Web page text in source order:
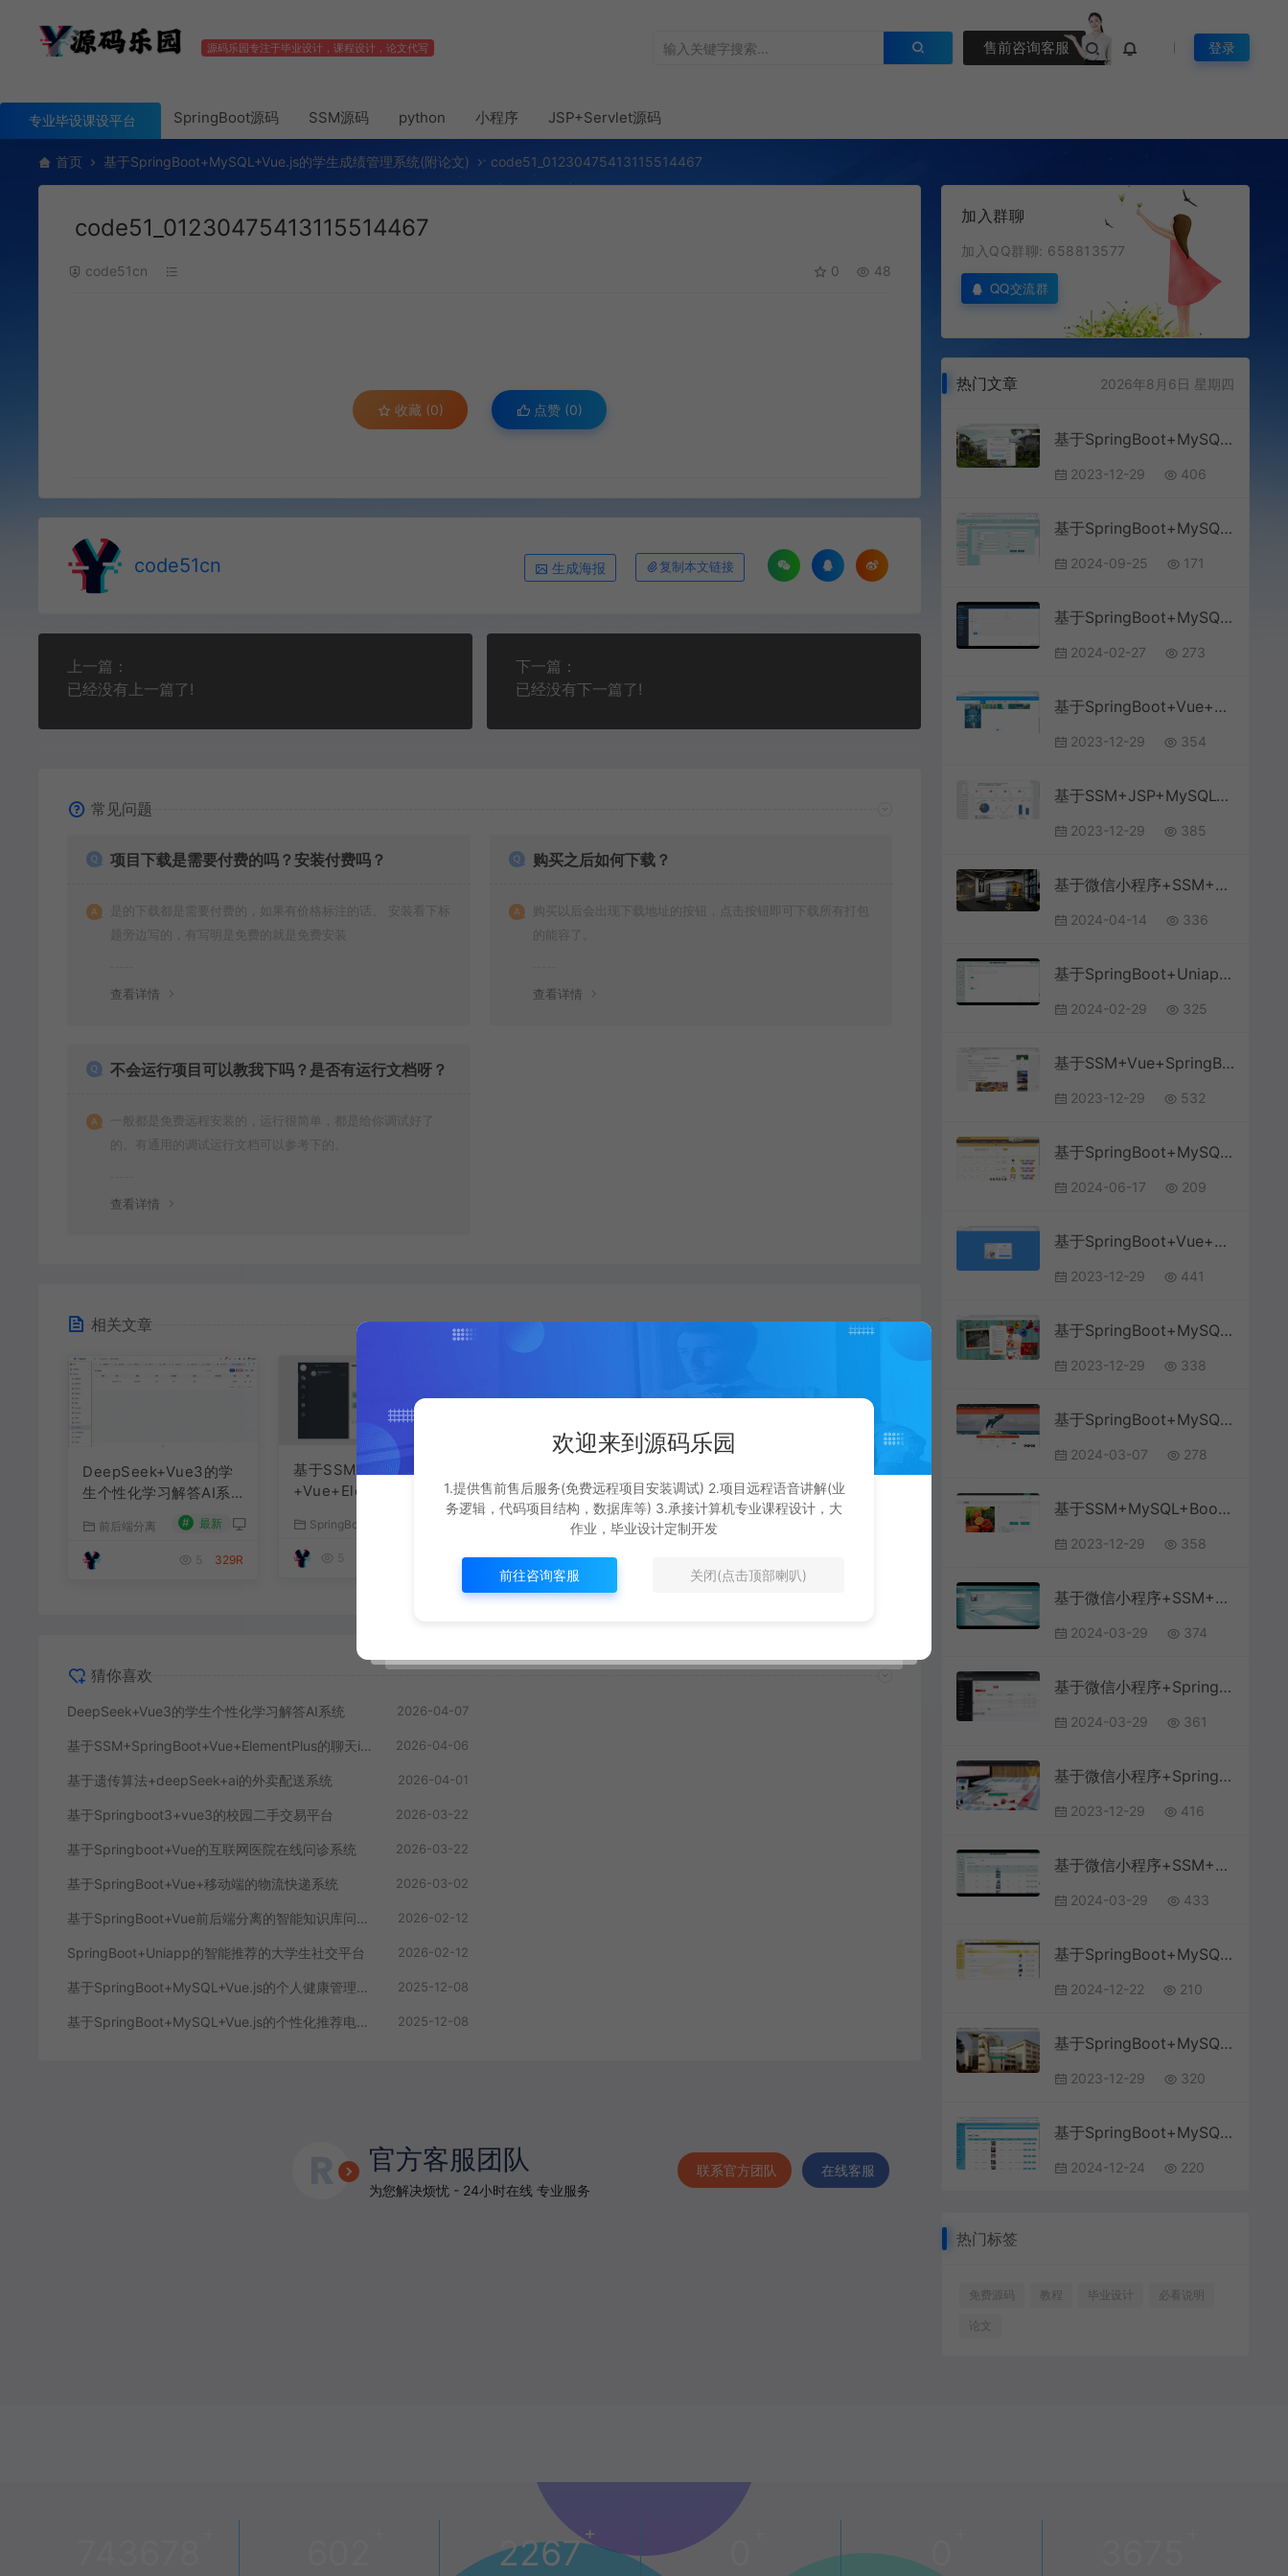
源码乐园专注于毕业设计，课程设计，论文代写 售前咨询客服 登录
专业毕设课设平台 SpringBoot源码 SSM源码 python 小程序 JSP+Servlet源码
首页 基于SpringBoot+MySQL+Vue.js的学生成绩管理系统(附论文) code51_01230475413115514467
code51_01230475413115514467
code51cn 0 48
收藏 (0) 点赞 (0)
code51cn 生成海报 复制本文链接
上一篇：
已经没有上一篇了!
下一篇：
已经没有下一篇了!
常见问题
项目下载是需要付费的吗？安装付费吗？
是的下载都是需要付费的，如果有价格标注的话。 安装看下标
题旁边写的，有写明是免费的就是免费安装
查看详情
购买之后如何下载？
购买以后会出现下载地址的按钮，点击按钮即可下载所有打包
的能容了。
查看详情
不会运行项目可以教我下吗？是否有运行文档呀？
一般都是免费远程安装的，运行很简单，都是给你调试好了
的。有通用的调试运行文档可以参考下的。
查看详情
相关文章
DeepSeek+Vue3的学
生个性化学习解答AI系
前后端分离 # 最新
5 329R
基于SSM+SpringBoot
+Vue+ElementPlus的
SpringBoot源码
5
ek+ai的外卖配送系统
# 最新
12
基于Springboot3+vue
3的校园二手交易平台
猜你喜欢
DeepSeek+Vue3的学生个性化学习解答AI系统 2026-04-07
基于SSM+SpringBoot+Vue+ElementPlus的聊天im系统 2026-04-06
基于遗传算法+deepSeek+ai的外卖配送系统 2026-04-01
基于Springboot3+vue3的校园二手交易平台 2026-03-22
基于Springboot+Vue的互联网医院在线问诊系统 2026-03-22
基于SpringBoot+Vue+移动端的物流快递系统 2026-03-02
基于SpringBoot+Vue前后端分离的智能知识库问答系统 2026-02-12
SpringBoot+Uniapp的智能推荐的大学生社交平台 2026-02-12
基于SpringBoot+MySQL+Vue.js的个人健康管理系统(附论文) 2025-12-08
基于SpringBoot+MySQL+Vue.js的个性化推荐电商系统(附论文) 2025-12-08
官方客服团队
为您解决烦忧 - 24小时在线 专业服务
联系官方团队 在线客服
加入群聊
加入QQ群聊: 658813577
QQ交流群
热门文章 2026年8月6日 星期四
基于SpringBoot+MySQL+Vue的房租租赁系统(附论文)
2023-12-29 406
基于SpringBoot+MySQL+Vue.js的医院信息管理系统
2024-09-25 171
基于SpringBoot+MySQL+微信小程序的美容院管理小程序
2024-02-27 273
基于SpringBoot+Vue+MySQL前后端分离的信息技术知识竞赛系统(附论文)
2023-12-29 354
基于SSM+JSP+MySQL+Bootstrap的仓库物流信息管理系统
2023-12-29 385
基于微信小程序+SSM+MySQL的健身私教预约房小程序(附论文)
2024-04-14 336
基于SpringBoot+Uniapp+微信小程序的英语学习激励小程序(附论文)
2024-02-29 325
基于SSM+Vue+SpringBoot+MySQL的旅游景点推荐管理系统
2023-12-29 532
基于SpringBoot+MySQL+Vue.js的文化线上体验馆系统(附论文)
2024-06-17 209
基于SpringBoot+Vue+MySQL前后端分离的学生教务系统(附文档)
2023-12-29 441
基于SpringBoot+MySQL+Vue前后端分离的旅游推荐系统(附论文)
2023-12-29 338
基于SpringBoot+MySQL+Vue.js的人才管理系统(附论文)
2024-03-07 278
基于SSM+MySQL+Bootstrap+SpringBoot的农产品销售商城系统
2023-12-29 358
基于微信小程序+SSM+MySQL的驾考小程序(附论文)
2024-03-29 374
基于微信小程序+SpringBoot+MySQL的研学自习室选座与门禁小程序(附论文)
2024-03-29 361
基于微信小程序+SpringBoot+MySQL的汽车维修管理小程序(附论文)
2023-12-29 416
基于微信小程序+SSM+MySQL的医院挂号预约小程序(附论文)
2024-03-29 433
基于SpringBoot+MySQL+Vue.js的电子产品销售网站
2024-12-22 210
基于SpringBoot+MySQL+Vue的校园失物招领系统(附论文)
2023-12-29 320
基于SpringBoot+MySQL+Vue.js的物流管理系统(附论文)
2024-12-24 220
热门标签
免费源码 教程 毕业设计 必看说明
论文
2267+
欢迎来到源码乐园
1.提供售前售后服务(免费远程项目安装调试) 2.项目远程语音讲解(业
务逻辑，代码项目结构，数据库等) 3.承接计算机专业课程设计，大
作业，毕业设计定制开发
前往咨询客服 关闭(点击顶部喇叭)